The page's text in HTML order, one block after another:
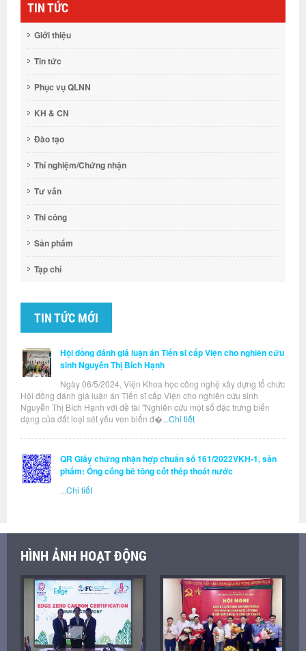
TIN TỨC
Giới thiệu
Tin tức
Phục vụ QLNN
KH & CN
Đào tạo
Thí nghiệm/Chứng nhận
Tư vấn
Thi công
Sản phẩm
Tạp chí
TIN TỨC MỚI
Hội đồng đánh giá luận án Tiến sĩ cấp Viện cho nghiên cứu
sinh Nguyễn Thị Bích Hạnh
Ngày 06/5/2024, Viện Khoa học công nghệ xây dựng tổ chức
Hội đồng đánh giá luận án Tiến sĩ cấp Viện cho nghiên cứu sinh
Nguyễn Thị Bích Hạnh với đề tài "Nghiên cứu một số đặc trưng biến
dạng của đất loại sét yếu ven biển đ�... Chi tiết
QR Giấy chứng nhận hợp chuẩn số 161/2022VKH-1, sản
phẩm: Ống cống bê tông cốt thép thoát nước
Chi tiết
HÌNH ẢNH HOẠT ĐỘNG